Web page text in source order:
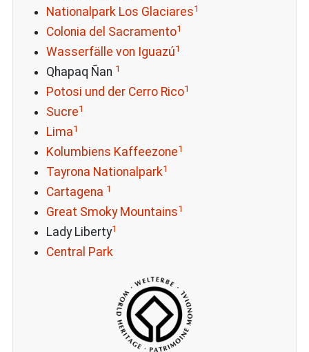
Nationalpark Los Glaciares1
Colonia del Sacramento1
Wasserfälle von Iguazú1
Qhapaq Ñan 1
Potosi und der Cerro Rico1
Sucre1
Lima1
Kolumbiens Kaffeezone1
Tayrona Nationalpark1
Cartagena 1
Great Smoky Mountains1
Lady Liberty1
Central Park